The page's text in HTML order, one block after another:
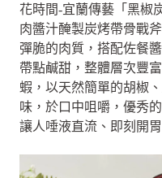
花時間-宜蘭傳藝「黑椒
肉醬汁醃製炭烤帶骨戰
彈脆的肉質，搭配佐餐
帶點鹹甜，整體層次豐
蝦，以天然簡單的胡椒
味，於口中咀嚼，優秀
讓人唾液直流、即刻開胃